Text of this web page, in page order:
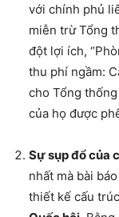
với chính phủ
miễn trừ Tổng
đột lợi ích,
thu phí ngầm:
cho Tổng
của họ được
Sự sụp đổ của
nhất mà bài
thiết kế cấu